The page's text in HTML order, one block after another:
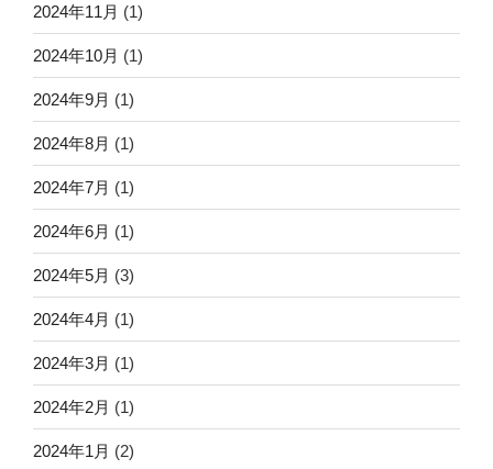
2024年11月 (1)
2024年10月 (1)
2024年9月 (1)
2024年8月 (1)
2024年7月 (1)
2024年6月 (1)
2024年5月 (3)
2024年4月 (1)
2024年3月 (1)
2024年2月 (1)
2024年1月 (2)